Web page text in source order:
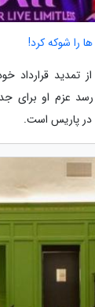
را شوکه کرد!
تمدید قرارداد
عزم او برای
پاریس است.